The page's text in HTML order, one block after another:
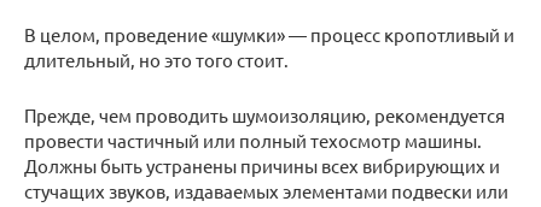
В целом, проведение «шумки» — процесс кропотливый и
длительный, но это того стоит.
Прежде, чем проводить шумоизоляцию, рекомендуется
провести частичный или полный техосмотр машины.
Должны быть устранены причины всех вибрирующих и
стучащих звуков, издаваемых элементами подвески или